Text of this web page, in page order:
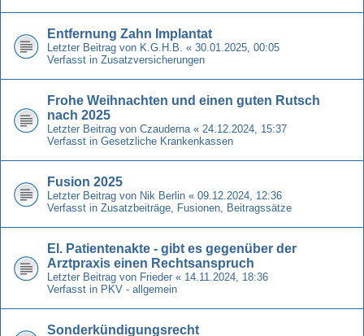
Entfernung Zahn Implantat
Letzter Beitrag von K.G.H.B. « 30.01.2025, 00:05
Verfasst in Zusatzversicherungen
Frohe Weihnachten und einen guten Rutsch
nach 2025
Letzter Beitrag von Czauderna « 24.12.2024, 15:37
Verfasst in Gesetzliche Krankenkassen
Fusion 2025
Letzter Beitrag von Nik Berlin « 09.12.2024, 12:36
Verfasst in Zusatzbeiträge, Fusionen, Beitragssätze
El. Patientenakte - gibt es gegenüber der
Arztpraxis einen Rechtsanspruch
Letzter Beitrag von Frieder « 14.11.2024, 18:36
Verfasst in PKV - allgemein
Sonderkündigungsrecht